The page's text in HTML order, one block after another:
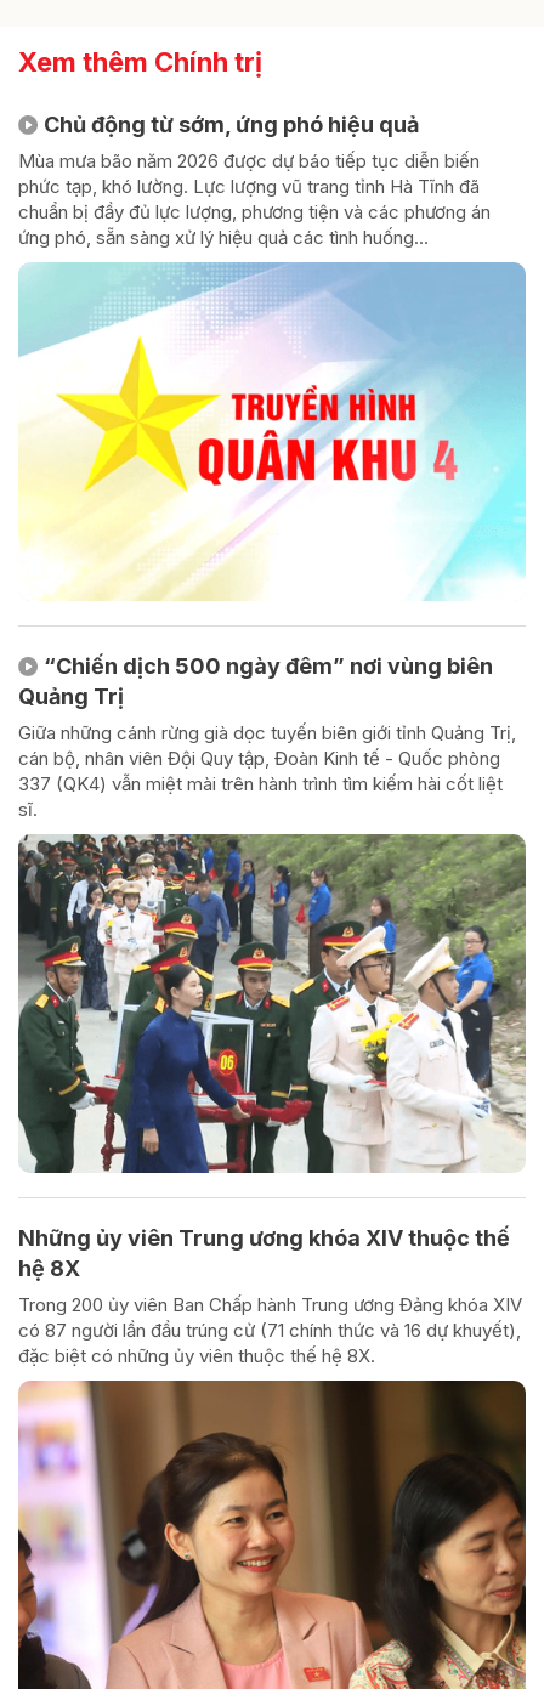
Xem thêm Chính trị
Chủ động từ sớm, ứng phó hiệu quả
Mùa mưa bão năm 2026 được dự báo tiếp tục diễn biến
phức tạp, khó lường. Lực lượng vũ trang tỉnh Hà Tĩnh đã
chuẩn bị đầy đủ lực lượng, phương tiện và các phương án
ứng phó, sẵn sàng xử lý hiệu quả các tình huống...
“Chiến dịch 500 ngày đêm” nơi vùng biên
Quảng Trị
Giữa những cánh rừng già dọc tuyến biên giới tỉnh Quảng Trị,
cán bộ, nhân viên Đội Quy tập, Đoàn Kinh tế - Quốc phòng
337 (QK4) vẫn miệt mài trên hành trình tìm kiếm hài cốt liệt
sĩ.
Những ủy viên Trung ương khóa XIV thuộc thế
hệ 8X
Trong 200 ủy viên Ban Chấp hành Trung ương Đảng khóa XIV
có 87 người lần đầu trúng cử (71 chính thức và 16 dự khuyết),
đặc biệt có những ủy viên thuộc thế hệ 8X.